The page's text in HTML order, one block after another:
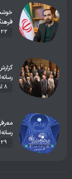
22 آذر 1402
8 آذر 1402
29 آبان 1402